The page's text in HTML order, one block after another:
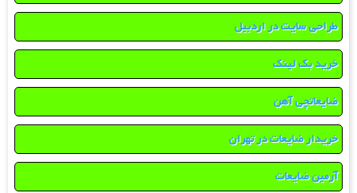
طراحی سایت در اردبیل
خرید بک لینک
ضایعاتچی آهن
خریدار ضایعات در تهران
آرمین ضایعات